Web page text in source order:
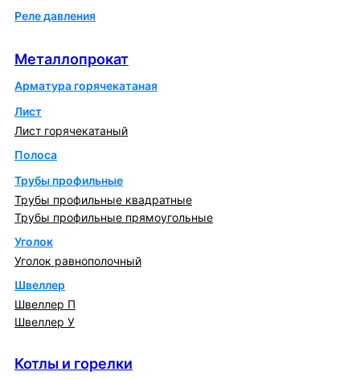
Реле давления
Металлопрокат
Арматура горячекатаная
Лист
Лист горячекатаный
Полоса
Трубы профильные
Трубы профильные квадратные
Трубы профильные прямоугольные
Уголок
Уголок равнополочный
Швеллер
Швеллер П
Швеллер У
Котлы и горелки